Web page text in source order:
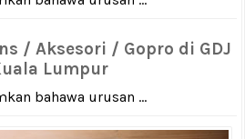
/ Aksesori / Gopro di GDJ
Lumpur
bahawa urusan ...